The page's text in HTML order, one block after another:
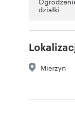
działki
Mierzyn